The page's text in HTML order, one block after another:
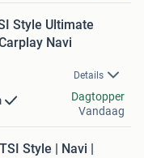
Style Ultimate
Navi
Details
Dagtopper
Vandaag
Style | Navi |